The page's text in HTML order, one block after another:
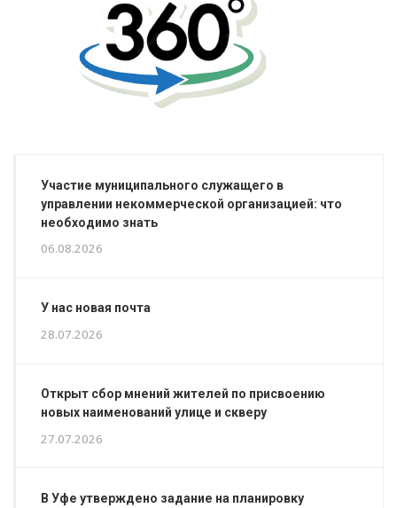
Участие муниципального служащего в
управлении некоммерческой организацией: что
необходимо знать
06.08.2026
У нас новая почта
28.07.2026
Открыт сбор мнений жителей по присвоению
новых наименований улице и скверу
27.07.2026
В Уфе утверждено задание на планировку